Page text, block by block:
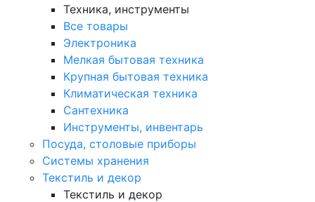
Техника, инструменты
Все товары
Электроника
Мелкая бытовая техника
Крупная бытовая техника
Климатическая техника
Сантехника
Инструменты, инвентарь
Посуда, столовые приборы
Системы хранения
Текстиль и декор
Текстиль и декор